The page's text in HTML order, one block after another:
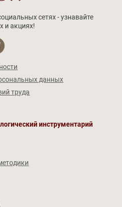
сетях - узнавайте
и акциях!
данных
труда
инструментарий